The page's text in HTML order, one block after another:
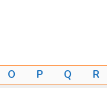
O P Q R